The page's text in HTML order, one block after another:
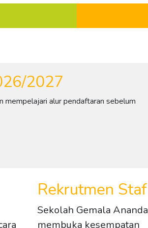
2027
alur pendaftaran sebelum
Rekrutmen Staf
Sekolah Gemala Ananda
membuka kesempatan